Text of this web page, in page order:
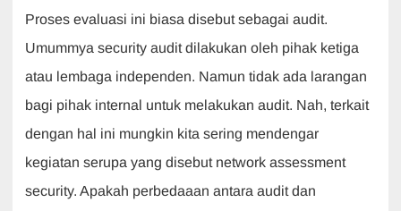
Proses evaluasi ini biasa disebut sebagai audit.
Umummya security audit dilakukan oleh pihak ketiga
atau lembaga independen. Namun tidak ada larangan
bagi pihak internal untuk melakukan audit. Nah, terkait
dengan hal ini mungkin kita sering mendengar
kegiatan serupa yang disebut network assessment
security. Apakah perbedaaan antara audit dan